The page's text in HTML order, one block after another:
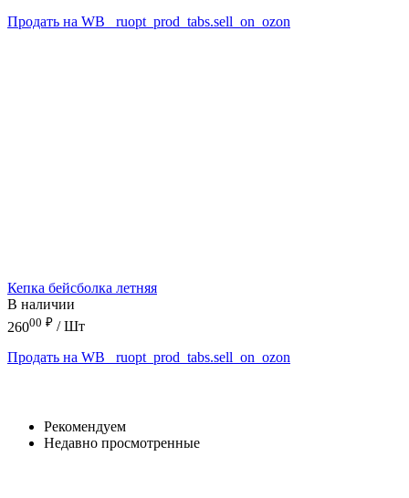
Продать на WB
_ruopt_prod_tabs.sell_on_ozon
Кепка бейсболка летняя
В наличии
26000 ₽ / Шт
Продать на WB
_ruopt_prod_tabs.sell_on_ozon
Рекомендуем
Недавно просмотренные